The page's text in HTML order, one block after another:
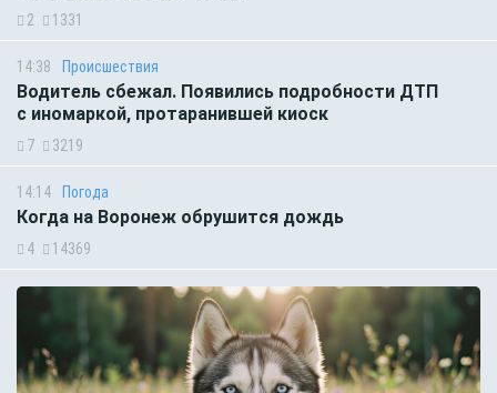
2 1331
14:38 Происшествия
Водитель сбежал. Появились подробности ДТП
с иномаркой, протаранившей киоск
7 3219
14:14 Погода
Когда на Воронеж обрушится дождь
4 14369